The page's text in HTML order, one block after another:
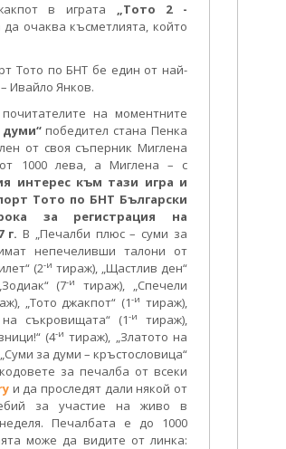
в играта „Тото 2 -
очаква късметлията, който
Тото по БНТ бе един от най-
Ивайло Янков.
на моментните
победител стана Пенка
от своя съперник Миглена
1000 лева, а Миглена – с
интерес към тази игра и
Тото по БНТ Български
за регистрация на
г. В „Печалби плюс – суми за
непечеливши талони от
(2-и тираж), „Щастлив ден“
(7-и
тираж), „Спечели
„Тото джакпот“ (1-и тираж),
съкровищата“ (1-и
тираж),
(4-и тираж), „Златото на
за думи – кръстословица“
за печалба от всеки
и да проследят дали някой от
за участие на живо в
Печалбата е до 1000
може да видите от линка: